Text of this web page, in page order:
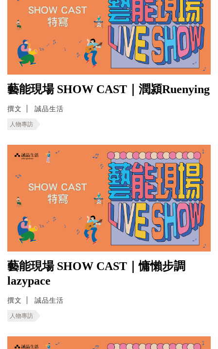
藝能現場 SHOW CAST｜潤潁Ruenying
撰文 誠品生活
人物專訪
藝能現場 SHOW CAST｜慵懶步調
lazypace
撰文 誠品生活
人物專訪